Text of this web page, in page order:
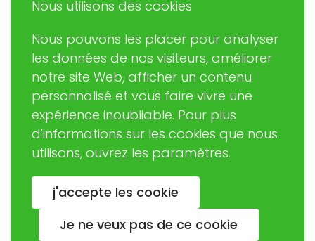
Eric RUDAZ
(Président de PATG)
patginformatique@gmail.com
02 57 63 06 37
Association loi 1901 créée en 2003
Jacques BIGOU (Fondateur)
Nous utilisons des cookies
Nous pouvons les placer pour analyser
les données de nos visiteurs, améliorer
notre site Web, afficher un contenu
personnalisé et vous faire vivre une
expérience inoubliable. Pour plus
d'informations sur les cookies que nous
utilisons, ouvrez les paramètres.
j'accepte les cookie
Je ne veux pas de ce cookie